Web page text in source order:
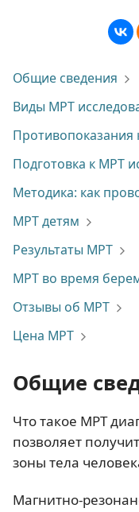
Общие сведения
Виды МРТ
Противопоказания
Подготовка к МРТ
Методика: как
МРТ детям
Результаты МРТ
МРТ во время
Отзывы об МРТ
Цена МРТ
Общие
Что такое МРТ
позволяет
зоны тела
Магнитно-